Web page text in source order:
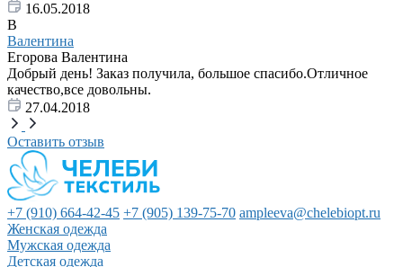
16.05.2018
В
Валентина
Егорова Валентина
Добрый день! Заказ получила, большое спасибо.Отличное
качество,все довольны.
27.04.2018
Оставить отзыв
+7 (910) 664-42-45 +7 (905) 139-75-70 ampleeva@chelebiopt.ru
Женская одежда
Мужская одежда
Детская одежда